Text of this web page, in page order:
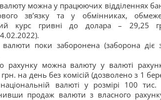
можна у працюючих відділеннях
зв’язку та у обмінниках,
курс гривні до долара – 29,25
валюти поки заборонена (заборона діє
рахунку можна валюту у валюті
грн. на день без комісій (дозволено з 1
валюті у розмірі 100 тис.
продаж валюти з власного